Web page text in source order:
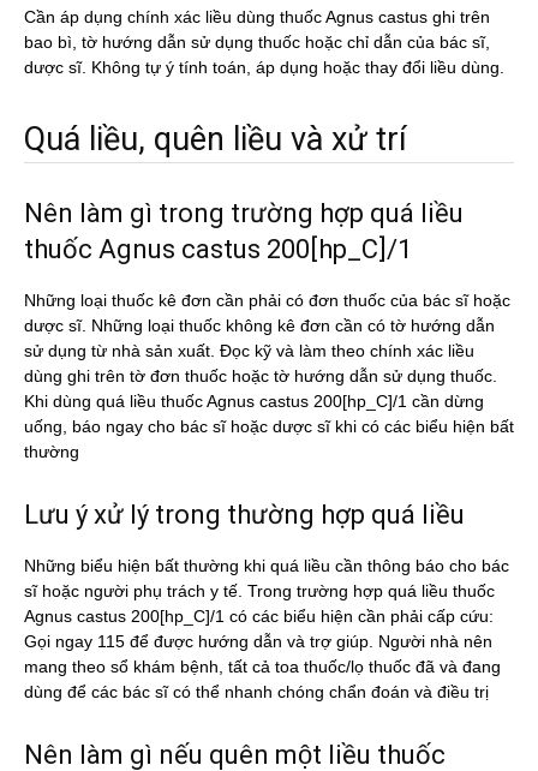
Cần áp dụng chính xác liều dùng thuốc Agnus castus ghi trên
bao bì, tờ hướng dẫn sử dụng thuốc hoặc chỉ dẫn của bác sĩ,
dược sĩ. Không tự ý tính toán, áp dụng hoặc thay đổi liều dùng.
Quá liều, quên liều và xử trí
Nên làm gì trong trường hợp quá liều
thuốc Agnus castus 200[hp_C]/1
Những loại thuốc kê đơn cần phải có đơn thuốc của bác sĩ hoặc
dược sĩ. Những loại thuốc không kê đơn cần có tờ hướng dẫn
sử dụng từ nhà sản xuất. Đọc kỹ và làm theo chính xác liều
dùng ghi trên tờ đơn thuốc hoặc tờ hướng dẫn sử dụng thuốc.
Khi dùng quá liều thuốc Agnus castus 200[hp_C]/1 cần dừng
uống, báo ngay cho bác sĩ hoặc dược sĩ khi có các biểu hiện bất
thường
Lưu ý xử lý trong thường hợp quá liều
Những biểu hiện bất thường khi quá liều cần thông báo cho bác
sĩ hoặc người phụ trách y tế. Trong trường hợp quá liều thuốc
Agnus castus 200[hp_C]/1 có các biểu hiện cần phải cấp cứu:
Gọi ngay 115 để được hướng dẫn và trợ giúp. Người nhà nên
mang theo sổ khám bệnh, tất cả toa thuốc/lọ thuốc đã và đang
dùng để các bác sĩ có thể nhanh chóng chẩn đoán và điều trị
Nên làm gì nếu quên một liều thuốc